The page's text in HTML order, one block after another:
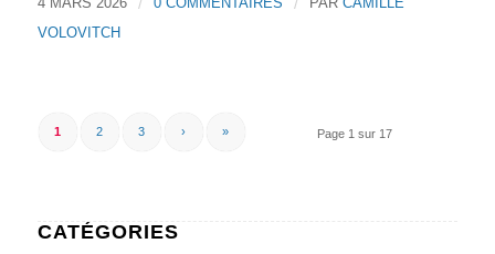
/ /
VOLOVITCH
Page 1 sur 17
1 2 3 › »
CATÉGORIES